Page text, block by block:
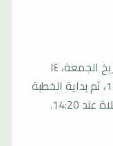
موعد صلاة الجمعة القادمة في برشيد بتاريخ الجمعة، ١٤
أغسطس ٢٠٢٦ يبدأ بأذان الجمعة عند 13:40، ثم بداية الخطبة